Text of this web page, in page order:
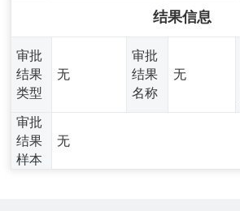
结果信息
审批
结果
类型
无
审批
结果
名称
无
审批
结果
样本
无